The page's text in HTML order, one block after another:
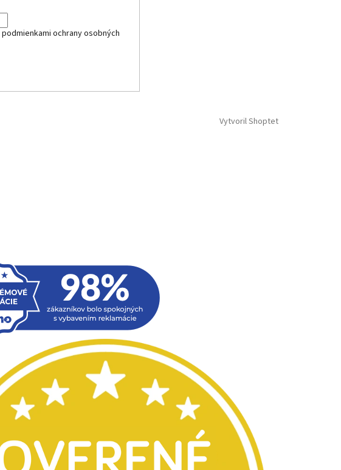
podmienkami ochrany osobných
Vytvoril Shoptet